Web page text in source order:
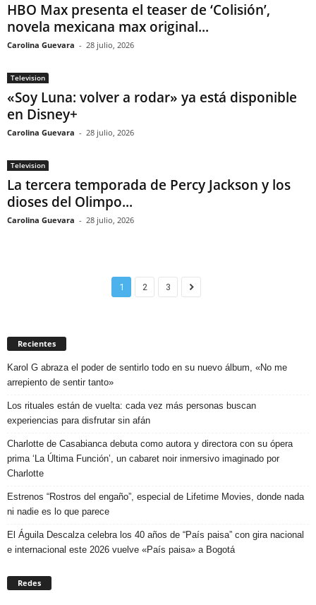
HBO Max presenta el teaser de ‘Colisión’,
novela mexicana max original...
Carolina Guevara - 28 julio, 2026
Television
«Soy Luna: volver a rodar» ya está disponible
en Disney+
Carolina Guevara - 28 julio, 2026
Television
La tercera temporada de Percy Jackson y los
dioses del Olimpo...
Carolina Guevara - 28 julio, 2026
1 2 3
Recientes
Karol G abraza el poder de sentirlo todo en su nuevo álbum, «No me
arrepiento de sentir tanto»
Los rituales están de vuelta: cada vez más personas buscan
experiencias para disfrutar sin afán
Charlotte de Casabianca debuta como autora y directora con su ópera
prima ‘La Última Función’, un cabaret noir inmersivo imaginado por
Charlotte
Estrenos “Rostros del engaño”, especial de Lifetime Movies, donde nada
ni nadie es lo que parece
El Águila Descalza celebra los 40 años de “País paisa” con gira nacional
e internacional este 2026 vuelve «País paisa» a Bogotá
Redes